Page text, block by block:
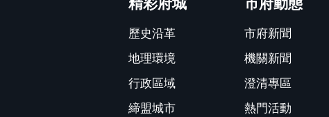
精彩府城
歷史沿革
地理環境
行政區域
締盟城市
市府動態
市府新聞
機關新聞
澄清專區
熱門活動